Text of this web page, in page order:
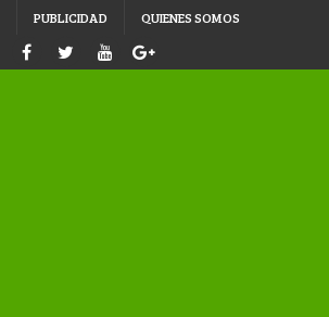
PUBLICIDAD QUIENES SOMOS